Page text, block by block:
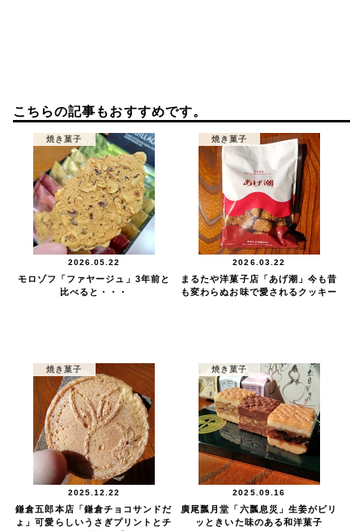
こちらの記事もおすすめです。
焼き菓子
2026.05.22
モロゾフ「ファヤージュ」3年前と
比べると・・・
焼き菓子
2026.03.22
まるたや洋菓子店「あげ潮」今も昔
も変わらぬお味で愛されるクッキー
焼き菓子
2025.12.22
鎌倉五郎本店「鎌倉チョコサンドだ
ょ」可愛らしいうさぎプリントとチ
焼き菓子
2025.09.16
廣尾瓢月堂「六瓢息災」生姜がピリ
ッときいた味のある和洋菓子